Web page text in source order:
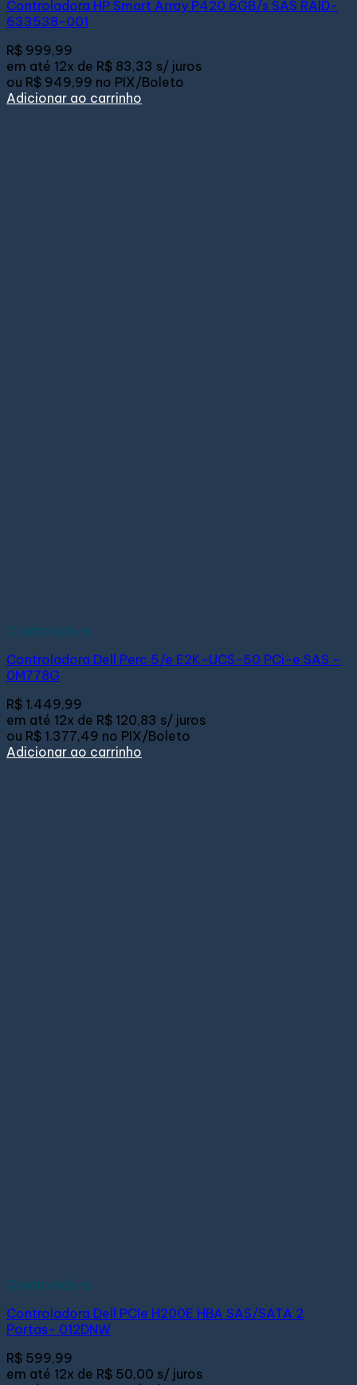
Controladora HP Smart Array P420 6GB/s SAS RAID-
633538-001
R$ 999,99
em até 12x de R$ 83,33 s/ juros
ou R$ 949,99 no PIX/Boleto
Adicionar ao carrinho
Controladora
Controladora Dell Perc 5/e E2K-UCS-50 PCi-e SAS –
0M778G
R$ 1.449,99
em até 12x de R$ 120,83 s/ juros
ou R$ 1.377,49 no PIX/Boleto
Adicionar ao carrinho
Controladora
Controladora Dell PCIe H200E HBA SAS/SATA 2
Portas- 012DNW
R$ 599,99
em até 12x de R$ 50,00 s/ juros